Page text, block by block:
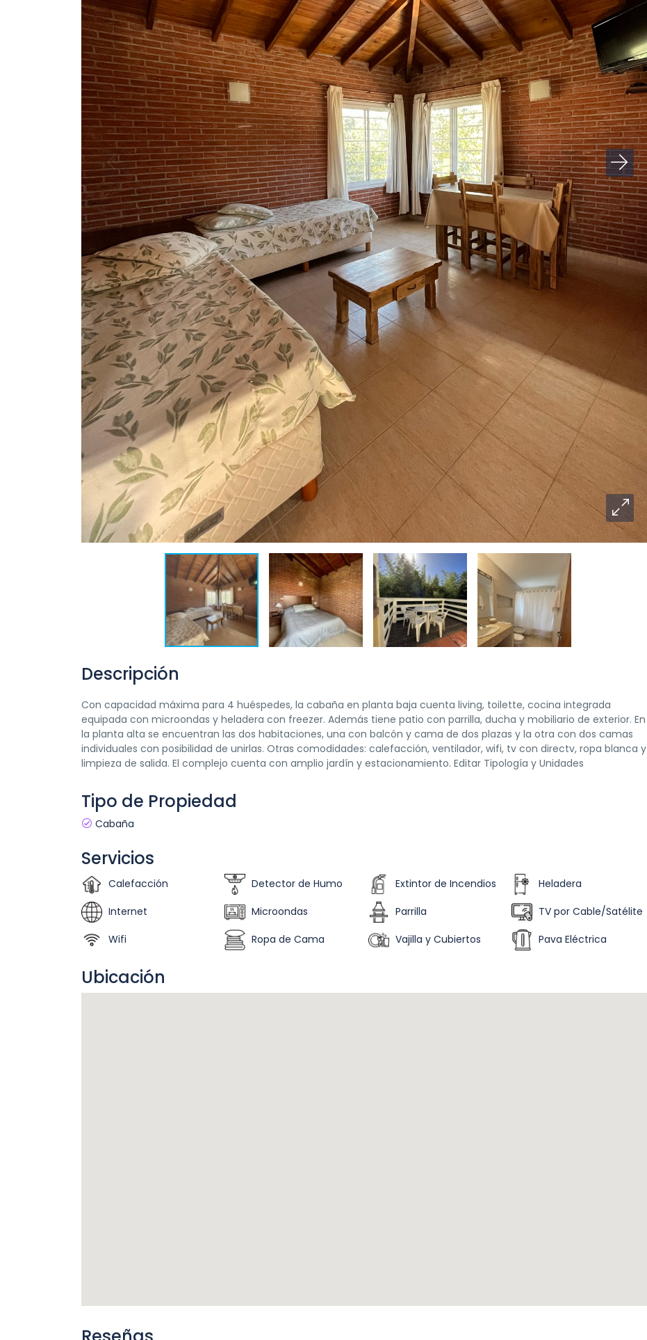
Descripción
Con capacidad máxima para 4 huéspedes, la cabaña en planta baja cuenta living, toilette, cocina integrada
equipada con microondas y heladera con freezer. Además tiene patio con parrilla, ducha y mobiliario de exterior. En
la planta alta se encuentran las dos habitaciones, una con balcón y cama de dos plazas y la otra con dos camas
individuales con posibilidad de unirlas. Otras comodidades: calefacción, ventilador, wifi, tv con directv, ropa blanca y
limpieza de salida. El complejo cuenta con amplio jardín y estacionamiento. Editar Tipología y Unidades
Tipo de Propiedad
Cabaña
Servicios
Calefacción Detector de Humo Extintor de Incendios
Heladera
Internet
Microondas Parrilla
TV por Cable/Satélite
Wifi
Ropa de Cama Vajilla y Cubiertos Pava Eléctrica
Ubicación